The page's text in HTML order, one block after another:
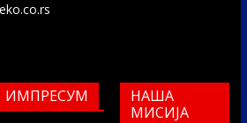
ИМПРЕСУМ
НАША
МИСИЈА